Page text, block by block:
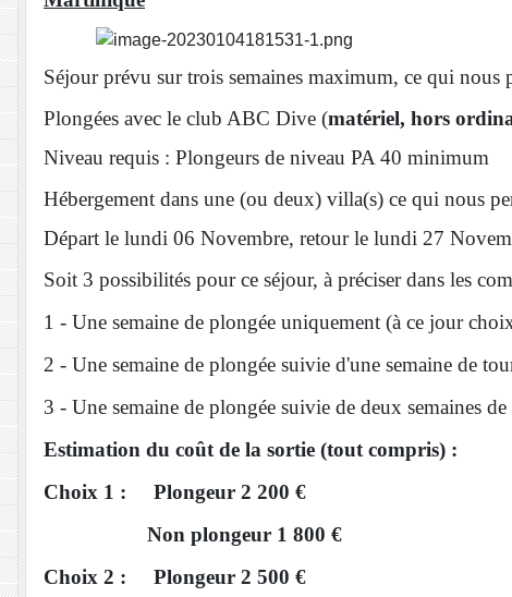
Séjour prévu sur trois semaines maximum, ce qui nous
Plongées avec le club ABC Dive (matériel, hors
Niveau requis : Plongeurs de niveau PA 40 minimum
Hébergement dans une (ou deux) villa(s) ce qui nous
Départ le lundi 06 Novembre, retour le lundi 27
Soit 3 possibilités pour ce séjour, à préciser dans les
1 - Une semaine de plongée uniquement (à ce jour
2 - Une semaine de plongée suivie d'une semaine de
3 - Une semaine de plongée suivie de deux semaines
Estimation du coût de la sortie (tout compris) :
Choix 1 : Plongeur 2 200 €
Non plongeur 1 800 €
Choix 2 : Plongeur 2 500 €